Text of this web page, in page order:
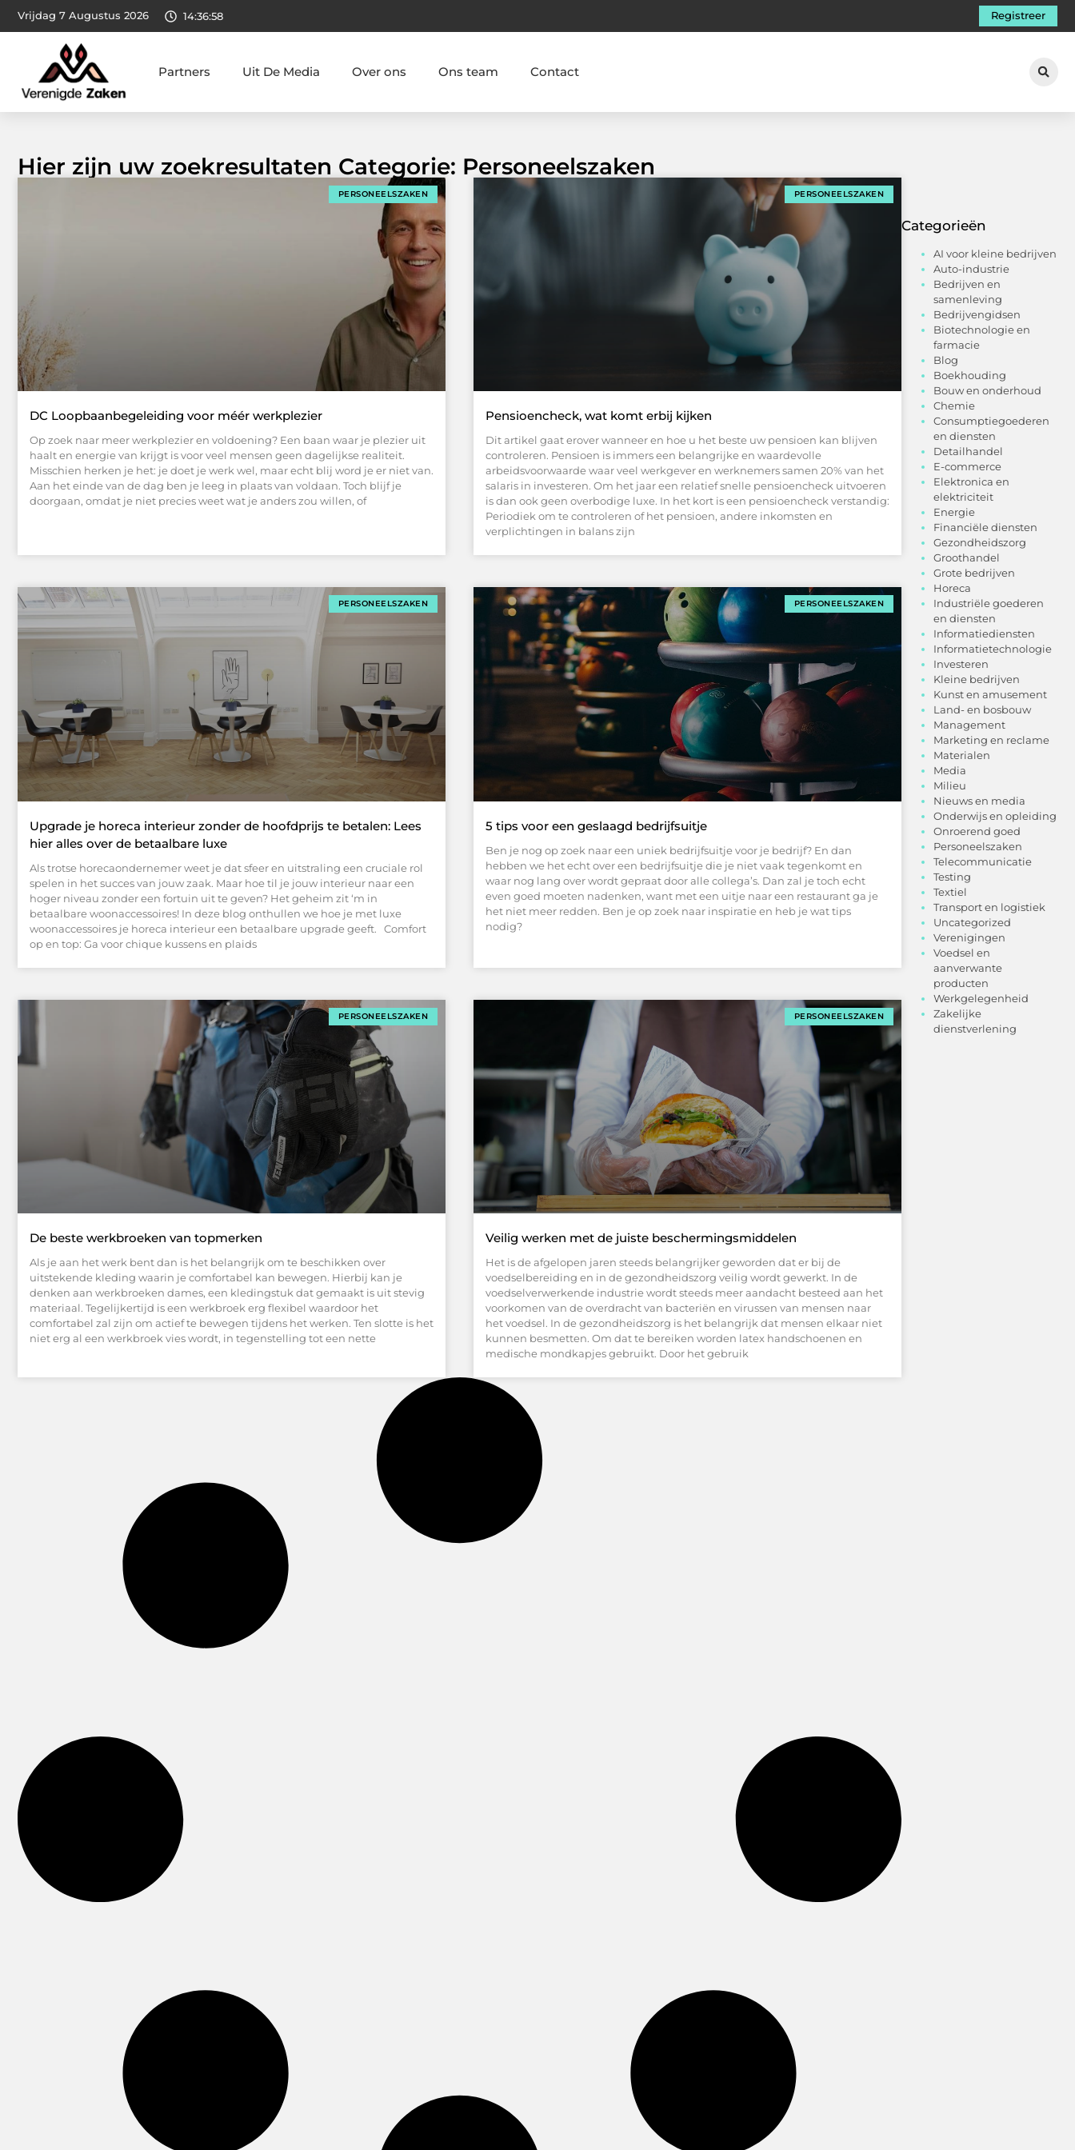
Vrijdag 7 Augustus 2026 14:36:59 Registreer
Partners Uit De Media Over ons Ons team Contact
Hier zijn uw zoekresultaten Categorie: Personeelszaken
PERSONEELSZAKEN
DC Loopbaanbegeleiding voor méér werkplezier
Op zoek naar meer werkplezier en voldoening? Een baan waar je plezier uit
haalt en energie van krijgt is voor veel mensen geen dagelijkse realiteit.
Misschien herken je het: je doet je werk wel, maar echt blij word je er niet van.
Aan het einde van de dag ben je leeg in plaats van voldaan. Toch blijf je
doorgaan, omdat je niet precies weet wat je anders zou willen, of
PERSONEELSZAKEN
Pensioencheck, wat komt erbij kijken
Dit artikel gaat erover wanneer en hoe u het beste uw pensioen kan blijven
controleren. Pensioen is immers een belangrijke en waardevolle
arbeidsvoorwaarde waar veel werkgever en werknemers samen 20% van het
salaris in investeren. Om het jaar een relatief snelle pensioencheck uitvoeren
is dan ook geen overbodige luxe. In het kort is een pensioencheck verstandig:
Periodiek om te controleren of het pensioen, andere inkomsten en
verplichtingen in balans zijn
PERSONEELSZAKEN
Upgrade je horeca interieur zonder de hoofdprijs te betalen: Lees
hier alles over de betaalbare luxe
Als trotse horecaondernemer weet je dat sfeer en uitstraling een cruciale rol
spelen in het succes van jouw zaak. Maar hoe til je jouw interieur naar een
hoger niveau zonder een fortuin uit te geven? Het geheim zit ‘m in
betaalbare woonaccessoires! In deze blog onthullen we hoe je met luxe
woonaccessoires je horeca interieur een betaalbare upgrade geeft. Comfort
op en top: Ga voor chique kussens en plaids
PERSONEELSZAKEN
5 tips voor een geslaagd bedrijfsuitje
Ben je nog op zoek naar een uniek bedrijfsuitje voor je bedrijf? En dan
hebben we het echt over een bedrijfsuitje die je niet vaak tegenkomt en
waar nog lang over wordt gepraat door alle collega’s. Dan zal je toch echt
even goed moeten nadenken, want met een uitje naar een restaurant ga je
het niet meer redden. Ben je op zoek naar inspiratie en heb je wat tips
nodig?
PERSONEELSZAKEN
De beste werkbroeken van topmerken
Als je aan het werk bent dan is het belangrijk om te beschikken over
uitstekende kleding waarin je comfortabel kan bewegen. Hierbij kan je
denken aan werkbroeken dames, een kledingstuk dat gemaakt is uit stevig
materiaal. Tegelijkertijd is een werkbroek erg flexibel waardoor het
comfortabel zal zijn om actief te bewegen tijdens het werken. Ten slotte is het
niet erg al een werkbroek vies wordt, in tegenstelling tot een nette
PERSONEELSZAKEN
Veilig werken met de juiste beschermingsmiddelen
Het is de afgelopen jaren steeds belangrijker geworden dat er bij de
voedselbereiding en in de gezondheidszorg veilig wordt gewerkt. In de
voedselverwerkende industrie wordt steeds meer aandacht besteed aan het
voorkomen van de overdracht van bacteriën en virussen van mensen naar
het voedsel. In de gezondheidszorg is het belangrijk dat mensen elkaar niet
kunnen besmetten. Om dat te bereiken worden latex handschoenen en
medische mondkapjes gebruikt. Door het gebruik
Categorieën
AI voor kleine bedrijven
Auto-industrie
Bedrijven en
samenleving
Bedrijvengidsen
Biotechnologie en
farmacie
Blog
Boekhouding
Bouw en onderhoud
Chemie
Consumptiegoederen
en diensten
Detailhandel
E-commerce
Elektronica en
elektriciteit
Energie
Financiële diensten
Gezondheidszorg
Groothandel
Grote bedrijven
Horeca
Industriële goederen
en diensten
Informatiediensten
Informatietechnologie
Investeren
Kleine bedrijven
Kunst en amusement
Land- en bosbouw
Management
Marketing en reclame
Materialen
Media
Milieu
Nieuws en media
Onderwijs en opleiding
Onroerend goed
Personeelszaken
Telecommunicatie
Testing
Textiel
Transport en logistiek
Uncategorized
Verenigingen
Voedsel en
aanverwante
producten
Werkgelegenheid
Zakelijke
dienstverlening